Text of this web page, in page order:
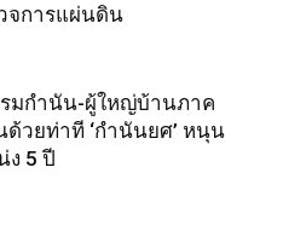
จการแผ่นดิน
มกำนัน-ผู้ใหญ่บ้านภาค
ด้วยท่าที ‘กำนันยศ’ หนุน
ง 5 ปี